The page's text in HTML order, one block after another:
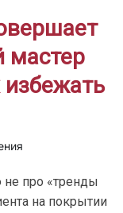
не про «тренды
на покрытии